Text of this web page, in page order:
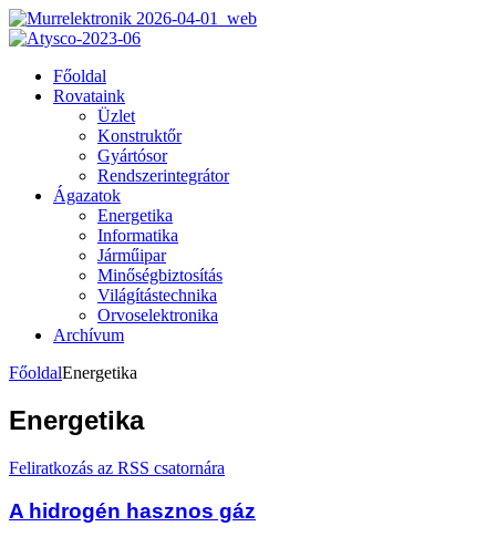
Főoldal
Rovataink
Üzlet
Konstruktőr
Gyártósor
Rendszerintegrátor
Ágazatok
Energetika
Informatika
Járműipar
Minőségbiztosítás
Világítástechnika
Orvoselektronika
Archívum
FőoldalEnergetika
Energetika
Feliratkozás az RSS csatornára
A hidrogén hasznos gáz